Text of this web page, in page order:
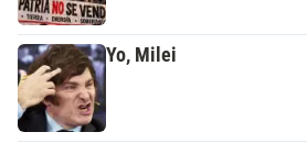
Yo, Milei